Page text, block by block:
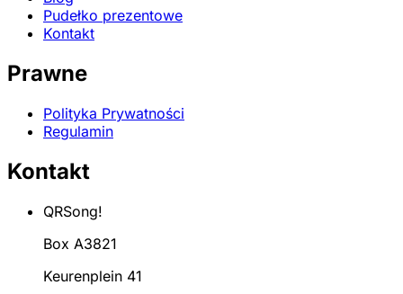
Pudełko prezentowe
Kontakt
Prawne
Polityka Prywatności
Regulamin
Kontakt
QRSong!
Box A3821
Keurenplein 41